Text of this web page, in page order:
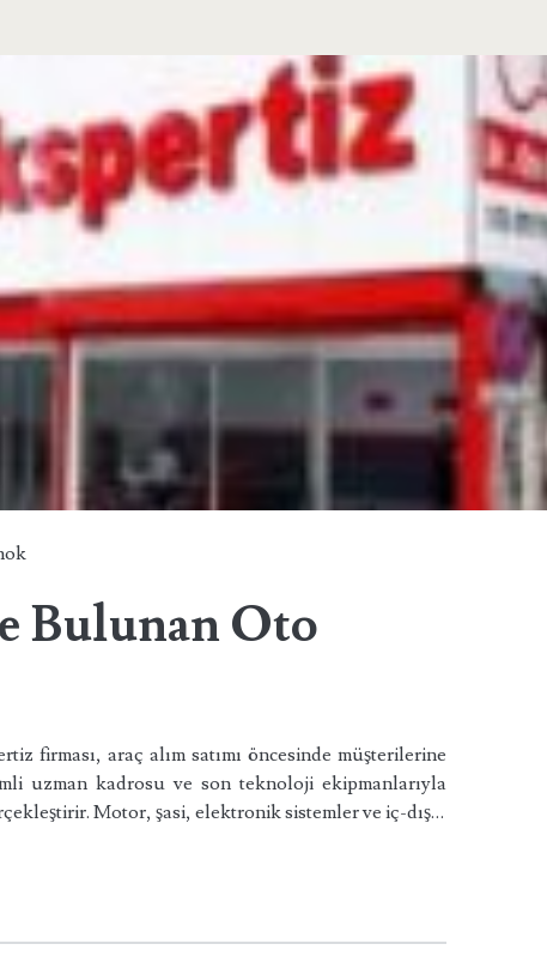
Bulunan Oto
firması, araç alım satımı öncesinde müşterilerine
uzman kadrosu ve son teknoloji ekipmanlarıyla
Motor, şasi, elektronik sistemler ve iç-dış…